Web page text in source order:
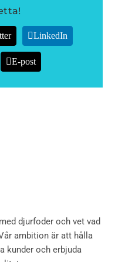
LinkedIn
E-post
djurfoder och vet vad
ambition är att hålla
kunder och erbjuda